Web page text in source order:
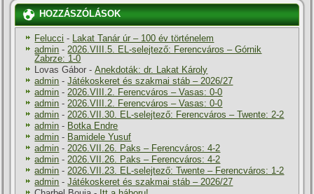
HOZZÁSZÓLÁSOK
Felucci - Lakat Tanár úr – 100 év történelem
admin - 2026.VIII.5. EL-selejtező: Ferencváros – Górnik
Zabrze: 1-0
Lovas Gábor -Anekdoták: dr. Lakat Károly
admin -Játékoskeret és szakmai stáb – 2026/27
admin - 2026.VIII.2. Ferencváros – Vasas: 0-0
admin - 2026.VIII.2. Ferencváros – Vasas: 0-0
admin - 2026.VII.30. EL-selejtező: Ferencváros – Twente: 2-2
admin - Botka Endre
admin - Bamidele Yusuf
admin - 2026.VII.26. Paks – Ferencváros: 4-2
admin - 2026.VII.26. Paks – Ferencváros: 4-2
admin - 2026.VII.23. EL-selejtező: Twente – Ferencváros: 1-2
admin -Játékoskeret és szakmai stáb – 2026/27